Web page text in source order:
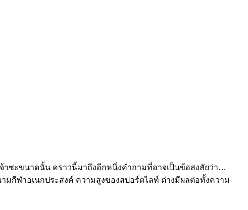
ซะขนาดนั้น คราวนี้มาถึงอีกหนึ่งคำถามที่อาจเป็นข้อสงสัยว่า…
มกีฬาอเนกประสงค์ ความสูงของสปอร์ตไลท์ ต่างมีผลต่อทั้งความ